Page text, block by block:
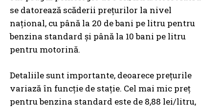
se datorează scăderii prețurilor la nivel
național, cu până la 20 de bani pe litru pentru
benzina standard și până la 10 bani pe litru
pentru motorină.
Detaliile sunt importante, deoarece prețurile
variază în funcție de stație. Cel mai mic preț
pentru benzina standard este de 8,88 lei/litru,